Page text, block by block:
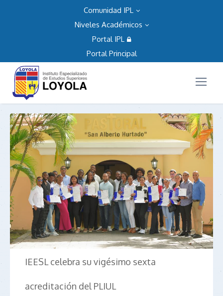
Comunidad IPL
Niveles Académicos
Portal IPL
Portal Principal
IEESL celebra su vigésimo sexta
acreditación del PLIUL